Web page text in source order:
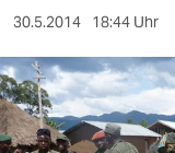
sport
berlin
nord
30.5.2014 18:44 Uhr